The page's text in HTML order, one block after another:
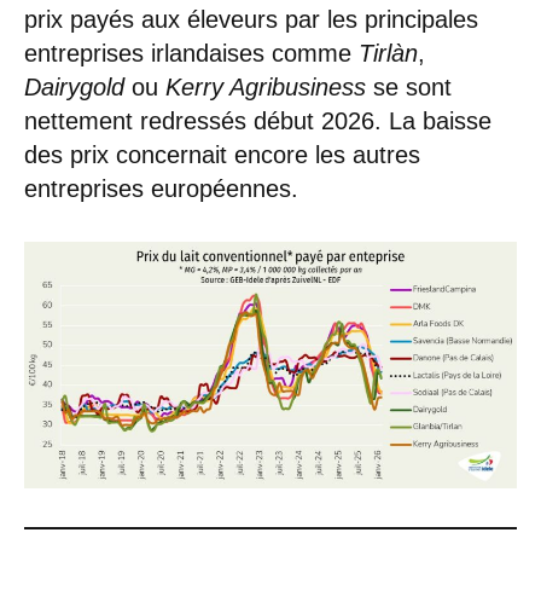
prix payés aux éleveurs par les principales
entreprises irlandaises comme Tirlàn,
Dairygoldou Kerry Agribusiness se sont
nettement redressés début 2026. La baisse
des prix concernait encore les autres
entreprises européennes.